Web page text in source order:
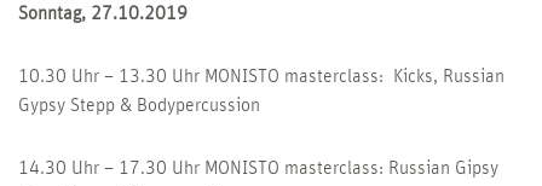
Sonntag, 27.10.2019
10.30 Uhr – 13.30 Uhr MONISTO masterclass: Kicks, Russian
Gypsy Stepp & Bodypercussion
14.30 Uhr – 17.30 Uhr MONISTO masterclass: Russian Gipsy